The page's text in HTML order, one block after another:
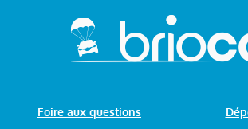
Foire aux questions